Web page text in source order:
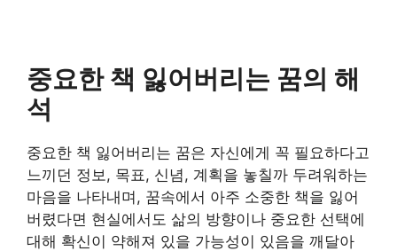
중요한 책 잃어버리는 꿈의 해
석
중요한 책 잃어버리는 꿈은 자신에게 꼭 필요하다고
느끼던 정보, 목표, 신념, 계획을 놓칠까 두려워하는
마음을 나타내며, 꿈속에서 아주 소중한 책을 잃어
버렸다면 현실에서도 삶의 방향이나 중요한 선택에
대해 확신이 약해져 있을 가능성이 있음을 깨달아